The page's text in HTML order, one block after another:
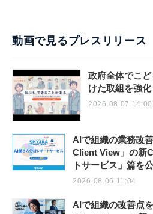
動画で見るプレスリリース
政府全体でこ
けた取組を強
2026.08.07 14:00
AIで組織の業務改
Client View」の新
トサービス」篇を
2026.08.06 11:04
AIで組織の改善点